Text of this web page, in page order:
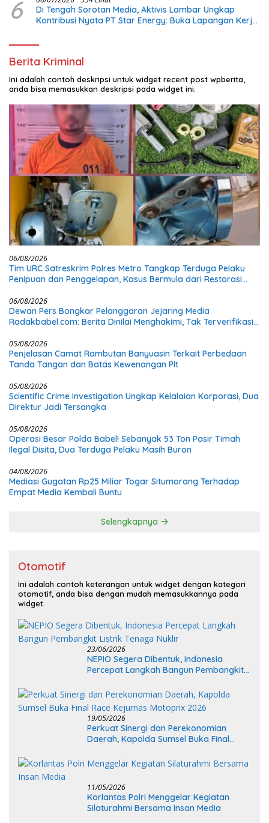
6
Di Tengah Sorotan Media, Aktivis Lambar Ungkap
Kontribusi Nyata PT Star Energy: Buka Lapangan Kerja
Berita Kriminal
Ini adalah contoh deskripsi untuk widget recent post wpberita,
anda bisa memasukkan deskripsi pada widget ini.
06/08/2026
Tim URC Satreskrim Polres Metro Tangkap Terduga Pelaku
Penipuan dan Penggelapan, Kasus Bermula dari Restorasi
06/08/2026
Dewan Pers Bongkar Pelanggaran Jejaring Media
Radakbabel.com: Berita Dinilai Menghakimi, Tak Terverifikasi,
05/08/2026
Penjelasan Camat Rambutan Banyuasin Terkait Perbedaan
Tanda Tangan dan Batas Kewenangan Plt
05/08/2026
Scientific Crime Investigation Ungkap Kelalaian Korporasi, Dua
Direktur Jadi Tersangka
05/08/2026
Operasi Besar Polda Babel! Sebanyak 53 Ton Pasir Timah
Ilegal Disita, Dua Terduga Pelaku Masih Buron
04/08/2026
Mediasi Gugatan Rp25 Miliar Togar Situmorang Terhadap
Empat Media Kembali Buntu
Selengkapnya
Otomotif
Ini adalah contoh keterangan untuk widget dengan kategori
otomotif, anda bisa dengan mudah memasukkannya pada
widget.
23/06/2026
NEPIO Segera Dibentuk, Indonesia
Percepat Langkah Bangun Pembangkit
19/05/2026
Perkuat Sinergi dan Perekonomian
Daerah, Kapolda Sumsel Buka Final
11/05/2026
Korlantas Polri Menggelar Kegiatan
Silaturahmi Bersama Insan Media